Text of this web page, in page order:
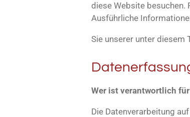
diese Website besuchen.
Ausführliche
Sie unserer unter diesem
Wer ist verantwortlich
Die Datenverarbeitung